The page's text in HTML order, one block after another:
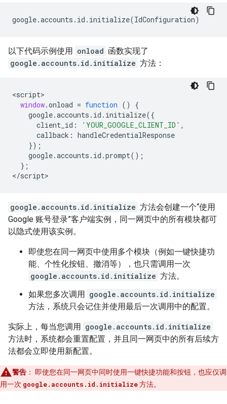
google.accounts . id . initialize(IdConfiguration)
以下代码示例使用 onload 函数实现了
google.accounts.id.initialize 方法：
<script
window.onload = function ()
{
google.accounts . id . initialize({
client_id : 'YOUR_GOOGLE_CLIENT_ID' ,
callback : handleCredentialResponse
});
google.accounts . id .prompt();
};
</script
google.accounts.id.initialize 方法会创建一个“使用
Google 账号登录”客户端实例，同一网页中的所有模块都可
以隐式使用该实例。
即使您在同一网页中使用多个模块（例如一键快捷功
能、个性化按钮、撤消等），也只需调用一次
google.accounts.id.initialize 方法。
如果您多次调用 google.accounts.id.initialize
方法，系统只会记住并使用最后一次调用中的配置。
实际上，每当您调用 google.accounts.id.initialize
方法时，系统都会重置配置，并且同一网页中的所有后续方
法都会立即使用新配置。
警告 ：
即使您在同一网页中同时使用一键快捷功能和按钮，也应仅调
用一次 google.accounts.id.initialize方法。